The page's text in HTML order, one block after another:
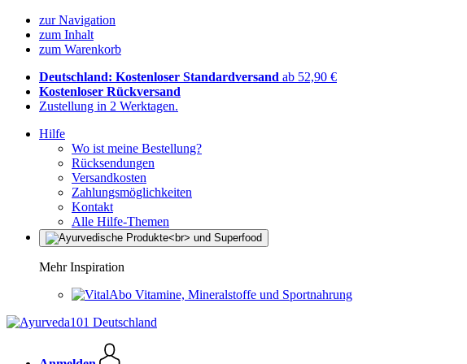
zur Navigation
zum Inhalt
zum Warenkorb
Deutschland: Kostenloser Standardversand ab 52,90 €
Kostenloser Rückversand
Zustellung in 2 Werktagen.
Hilfe
Wo ist meine Bestellung?
Rücksendungen
Versandkosten
Zahlungsmöglichkeiten
Kontakt
Alle Hilfe-Themen
Mehr Inspiration
Vitamine, Mineralstoffe und Sportnahrung